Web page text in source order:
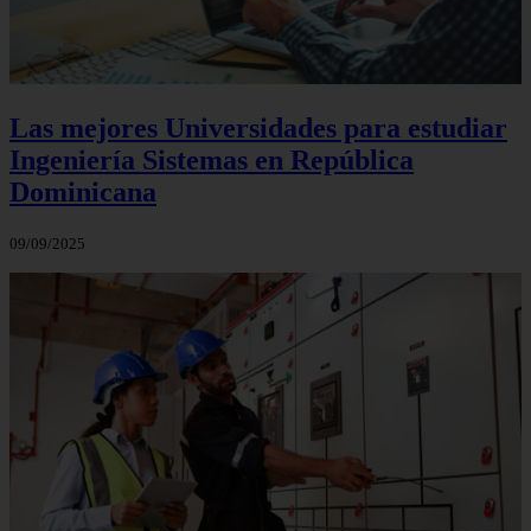
Las mejores Universidades para estudiar
Ingeniería Sistemas en República
Dominicana
09/09/2025